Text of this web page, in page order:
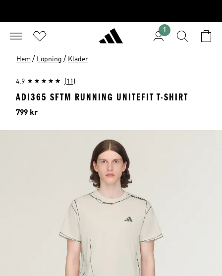
1
Hem / Löpning / Kläder
4.9 (11)
ADI365 SFTM RUNNING UNITEFIT T-SHIRT
Pris
799 kr